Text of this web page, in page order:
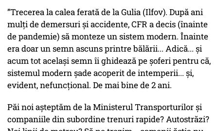
”Trecerea la calea ferată de la Gulia (Ilfov). După ani
mulți de demersuri și accidente, CFR a decis (înainte
de pandemie) să monteze un sistem modern. Înainte
era doar un semn ascuns printre bălării... Adică... și
acum tot același semn îi ghidează pe șoferi pentru că,
sistemul modern șade acoperit de intemperii... și,
evident, nefuncțional. De mai bine de 2 ani.
Păi noi așteptăm de la Ministerul Transporturilor și
companiile din subordine trenuri rapide? Autostrăzi?